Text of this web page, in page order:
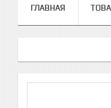
ГЛАВНАЯ